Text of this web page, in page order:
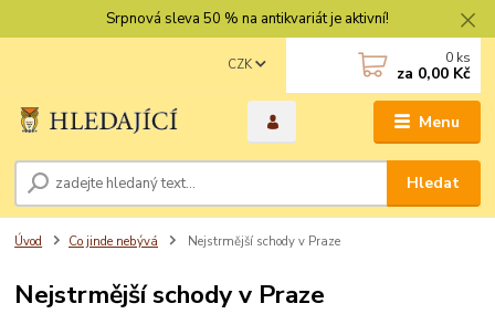
Srpnová sleva 50 % na antikvariát je aktivní!
Menu
CZK
Hledat
0 ks
za 0,00 Kč
Úvod Co jinde nebývá Nejstrmější schody v Praze
Nejstrmější schody v Praze